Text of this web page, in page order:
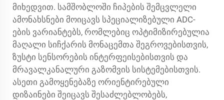
მიხედვით. სამშობლოში ჩიპების შემცვლელი
ამონახსნები მოიცავს სპეციალიზებული ADC-
ების ვარიანტებს, რომლებიც ოპტიმიზირებულია
მაღალი სიჩქარის მონაცემთა შეგროვებისთვის,
ზუსტი სენსორების ინტერფეისებისთვის და
მრავალკანალური გაზომვის სისტემებისთვის.
ასეთი გამოყენებაზე ორიენტირებული
დიზაინები შეიცავს შესაძლებლობებს,